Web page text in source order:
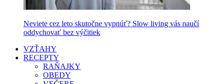
Neviete cez leto skutočne vypnúť? Slow living vás naučí
oddychovať bez výčitiek
VZŤAHY
RECEPTY
RAŇAJKY
OBEDY